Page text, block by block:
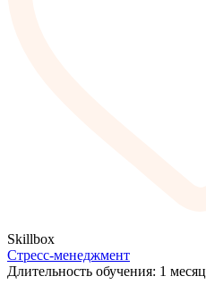
Skillbox
Стресс-менеджмент
Длительность обучения: 1 месяц